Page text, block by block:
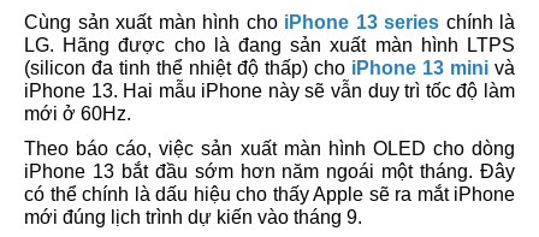
Cùng sản xuất màn hình cho iPhone 13 series chính là
LG. Hãng được cho là đang sản xuất màn hình LTPS
(silicon đa tinh thể nhiệt độ thấp) cho iPhone 13 mini và
iPhone 13. Hai mẫu iPhone này sẽ vẫn duy trì tốc độ làm
mới ở 60Hz.
Theo báo cáo, việc sản xuất màn hình OLED cho dòng
iPhone 13 bắt đầu sớm hơn năm ngoái một tháng. Đây
có thể chính là dấu hiệu cho thấy Apple sẽ ra mắt iPhone
mới đúng lịch trình dự kiến vào tháng 9.